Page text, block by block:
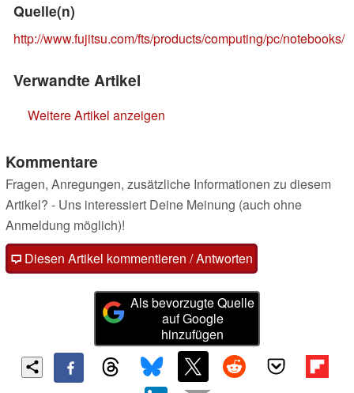
Quelle(n)
http://www.fujitsu.com/fts/products/computing/pc/notebooks/
Verwandte Artikel
Weitere Artikel anzeigen
Kommentare
Fragen, Anregungen, zusätzliche Informationen zu diesem
Artikel? - Uns interessiert Deine Meinung (auch ohne
Anmeldung möglich)!
Diesen Artikel kommentieren / Antworten
Als bevorzugte Quelle
auf Google
hinzufügen